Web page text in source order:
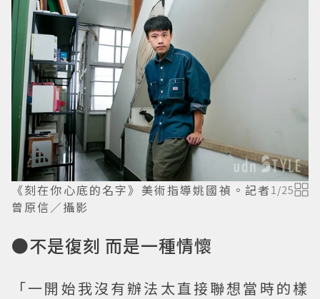
《刻在你心底的名字》美術指導姚國禎。記者
曾原信／攝影
1 /25
●不是復刻 而是一種情懷
「一開始我沒有辦法太直接聯想當時的樣